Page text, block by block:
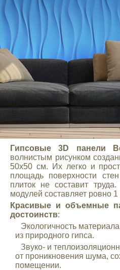
Гипсовые 3D панели
волнистым рисунком
50х50 см. Их легко и
площадь поверхности
плиток не составит
модулей составляет ровно 1
Красивые и объемные
достоинств:
Экологичность
из природного гипса.
Звуко- и
от проникновения шума,
помещении.
Suzuki
Toyota
Volkswagen
УАЗ
Дополнительные товары